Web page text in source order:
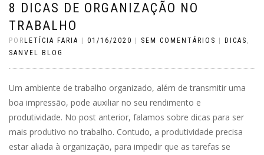
8 DICAS DE ORGANIZAÇÃO NO
TRABALHO
POR LETÍCIA FARIA 01/16/2020 SEM COMENTÁRIOS DICAS ,
SANVEL BLOG
Um ambiente de trabalho organizado, além de transmitir uma
boa impressão, pode auxiliar no seu rendimento e
produtividade. No post anterior, falamos sobre dicas para ser
mais produtivo no trabalho. Contudo, a produtividade precisa
estar aliada à organização, para impedir que as tarefas se